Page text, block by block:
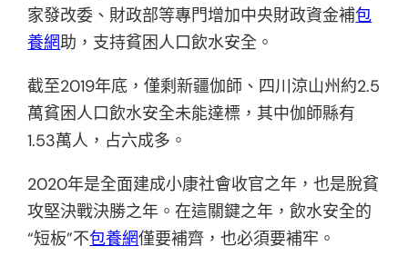
家發改委、財政部等專門增加中央財政資金補包
養網助，支持貧困人口飲水安全。
截至2019年底，僅剩新疆伽師、四川涼山州約2.5
萬貧困人口飲水安全未能達標，其中伽師縣有
1.53萬人，占六成多。
2020年是全面建成小康社會收官之年，也是脫貧
攻堅決戰決勝之年。在這關鍵之年，飲水安全的
“短板”不包養網僅要補齊，也必須要補牢。